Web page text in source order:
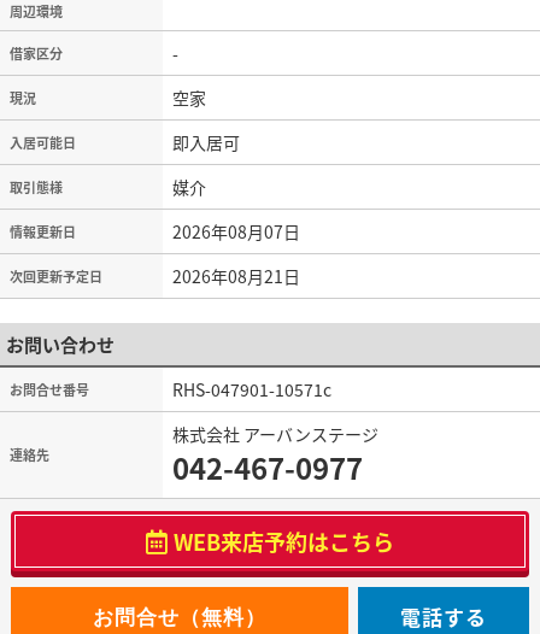
周辺環境
借家区分 -
現況 空家
入居可能日 即入居可
取引態様 媒介
情報更新日 2026年08月07日
次回更新予定日 2026年08月21日
お問い合わせ
お問合せ番号 RHS-047901-10571c
連絡先
株式会社 アーバンステージ
042-467-0977
WEB来店予約はこちら
電話する